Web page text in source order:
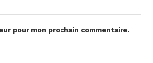
pour mon prochain commentaire.